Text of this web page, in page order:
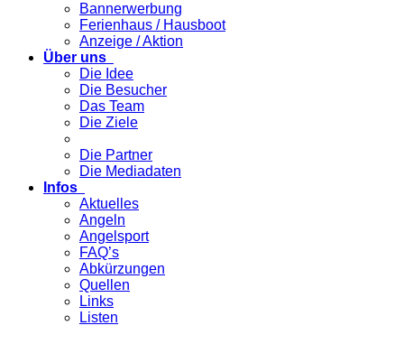
Bannerwerbung
Ferienhaus / Hausboot
Anzeige / Aktion
Über uns
Die Idee
Die Besucher
Das Team
Die Ziele
Die Partner
Die Mediadaten
Infos
Aktuelles
Angeln
Angelsport
FAQ’s
Abkürzungen
Quellen
Links
Listen